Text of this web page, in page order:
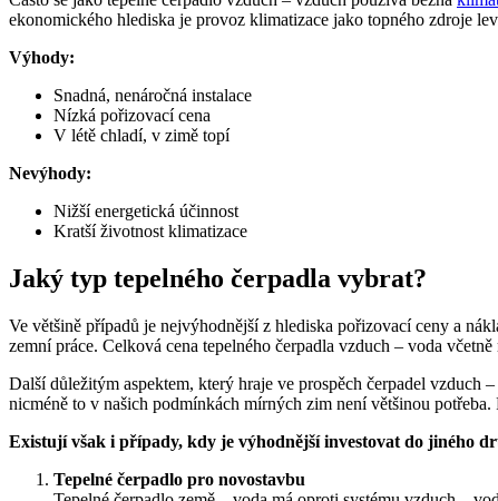
ekonomického hlediska je provoz klimatizace jako topného zdroje
Výhody:
Snadná, nenáročná instalace
Nízká pořizovací cena
V létě chladí, v zimě topí
Nevýhody:
Nižší energetická účinnost
Kratší životnost klimatizace
Jaký typ tepelného čerpadla vybrat?
Ve většině případů je nejvýhodnější z hlediska pořizovací ceny a
zemní práce. Celková cena tepelného čerpadla vzduch – voda
Další důležitým aspektem, který hraje ve prospěch čerpadel
nicméně to v našich podmínkách mírných zim není většinou
Existují však i případy, kdy je výhodnější investovat do jiného
Tepelné čerpadlo pro novostavbu